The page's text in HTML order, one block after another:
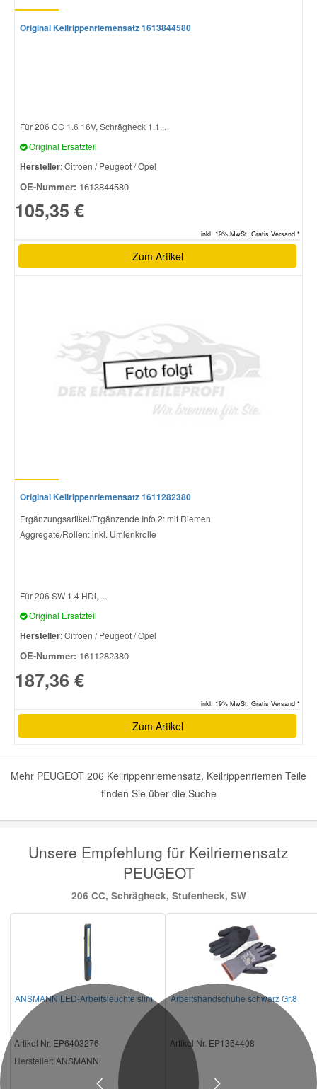
Original Keilrippenriemensatz 1613844580
Für 206 CC 1.6 16V, Schrägheck 1.1...
Original Ersatzteil
Hersteller: Citroen / Peugeot / Opel
OE-Nummer: 1613844580
105,35 €
inkl. 19% MwSt. Gratis Versand *
Zum Artikel
Original Keilrippenriemensatz 1611282380
Ergänzungsartikel/Ergänzende Info 2: mit Riemen
Aggregate/Rollen: inkl. Umlenkrolle
Für 206 SW 1.4 HDi, ...
Original Ersatzteil
Hersteller: Citroen / Peugeot / Opel
OE-Nummer: 1611282380
187,36 €
inkl. 19% MwSt. Gratis Versand *
Zum Artikel
Mehr PEUGEOT 206 Keilrippenriemensatz, Keilrippenriemen Teile
finden Sie über die Suche
Unsere Empfehlung für Keilriemensatz
PEUGEOT
206 CC, Schrägheck, Stufenheck, SW
ANSMANN LED-Arbeitsleuchte slim
Artikel Nr. EP6403276
Hersteller: ANSMANN
Arbeitshandschuhe schwarz Gr.8
Artikel Nr. EP1354408